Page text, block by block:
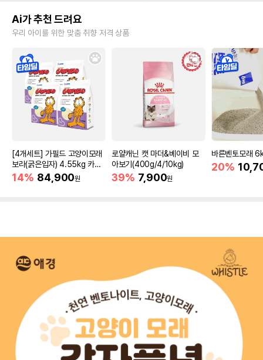
Ai가 추천 드려요
우리 아이를 위한 맞춤 취향 저격 상품
[4개세트] 가필드 고양이모래
보라(굵은입자) 4.55kg 카사
바모래
14% 84,900원
로얄캐닌 캣 마더&베이비 모
아보기(400g/4/10kg)
39% 7,900원
바른벤토모래
20%